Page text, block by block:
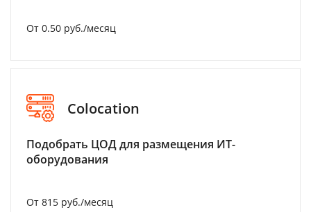
От 0.50 руб./месяц
Colocation
Подобрать ЦОД для размещения ИТ-
оборудования
От 815 руб./месяц